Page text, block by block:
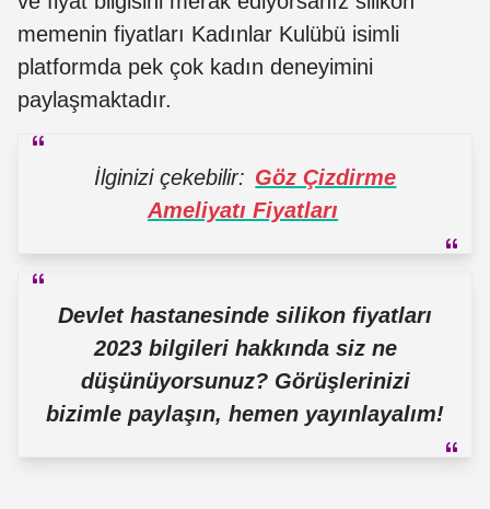
memenin fiyatları Kadınlar Kulübü isimli
platformda pek çok kadın deneyimini
paylaşmaktadır.
İlginizi çekebilir: Göz Çizdirme
Ameliyatı Fiyatları
Devlet hastanesinde silikon fiyatları
2023 bilgileri hakkında siz ne
düşünüyorsunuz? Görüşlerinizi
bizimle paylaşın, hemen yayınlayalım!